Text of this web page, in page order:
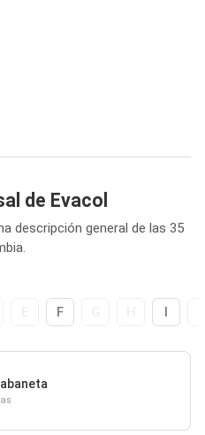
de Evacol
descripción general de las 35
F I